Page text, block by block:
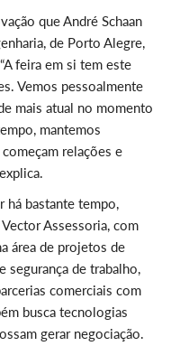
que André Schaan
de Porto Alegre,
feira em si tem este
Vemos pessoalmente
mais atual no momento
mantemos
relações e
há bastante tempo,
Assessoria, com
área de projetos de
segurança de trabalho,
comerciais com
busca tecnologias
gerar negociação.